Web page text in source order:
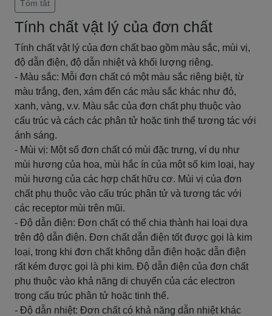
Tóm tắt
Tính chất vật lý của đơn chất
Tính chất vật lý của đơn chất bao gồm màu sắc, mùi vị,
độ dẫn điện, độ dẫn nhiệt và khối lượng riêng.
- Màu sắc: Mỗi đơn chất có một màu sắc riêng biệt, từ
màu trắng, đen, xám đến các màu sắc khác như đỏ,
xanh, vàng, v.v. Màu sắc của đơn chất phụ thuộc vào
cấu trúc và cách các phân tử hoặc tinh thể tương tác với
ánh sáng.
- Mùi vị: Một số đơn chất có mùi đặc trưng, ví dụ như
mùi hương của hoa, mùi hắc ín của một số kim loại, hay
mùi hương của các hợp chất hữu cơ. Mùi vị của đơn
chất phụ thuộc vào cấu trúc phân tử và tương tác với
các receptor mùi trên mũi.
- Độ dẫn điện: Đơn chất có thể chia thành hai loại dựa
trên độ dẫn điện. Đơn chất dẫn điện tốt được gọi là kim
loại, trong khi đơn chất không dẫn điện hoặc dẫn điện
rất kém được gọi là phi kim. Độ dẫn điện của đơn chất
phụ thuộc vào khả năng di chuyển của các electron
trong cấu trúc phân tử hoặc tinh thể.
- Độ dẫn nhiệt: Đơn chất có khả năng dẫn nhiệt khác